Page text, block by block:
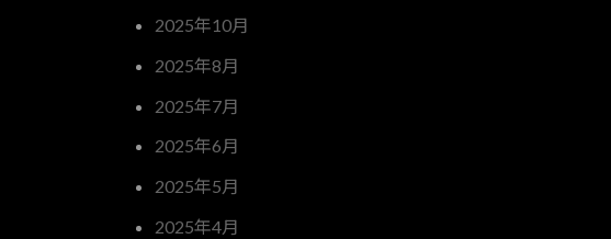
2025年10月
2025年8月
2025年7月
2025年6月
2025年5月
2025年4月